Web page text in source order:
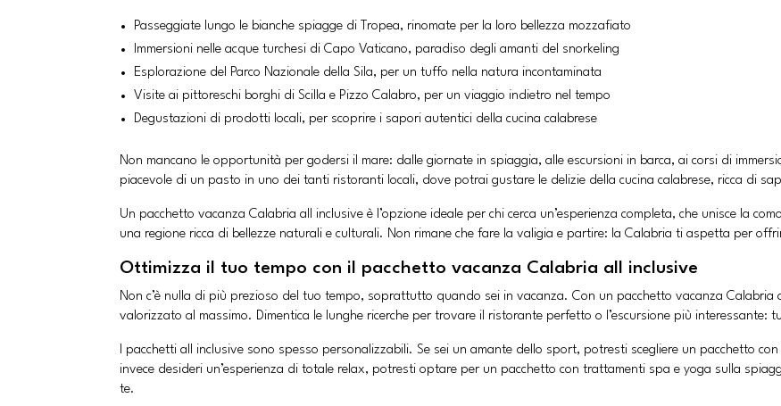
Passeggiate lungo le bianche spiagge di Tropea, rinomate per la loro bellezza mozzafiato
Immersioni nelle acque turchesi di Capo Vaticano, paradiso degli amanti del snorkeling
Esplorazione del Parco Nazionale della Sila, per un tuffo nella natura incontaminata
Visite ai pittoreschi borghi di Scilla e Pizzo Calabro, per un viaggio indietro nel tempo
Degustazioni di prodotti locali, per scoprire i sapori autentici della cucina calabrese
Non mancano le opportunità per godersi il mare: dalle giornate in spiaggia, alle escursioni in barca, ai corsi di
piacevole di un pasto in uno dei tanti ristoranti locali, dove potrai gustare le delizie della cucina calabrese, ricca di
Un pacchetto vacanza Calabria all inclusive è l’opzione ideale per chi cerca un’esperienza completa, che unisce la
una regione ricca di bellezze naturali e culturali. Non rimane che fare la valigia e partire: la Calabria ti aspetta per
Ottimizza il tuo tempo con il pacchetto vacanza Calabria all inclusive
Non c’è nulla di più prezioso del tuo tempo, soprattutto quando sei in vacanza. Con un pacchetto vacanza Calabria
valorizzato al massimo. Dimentica le lunghe ricerche per trovare il ristorante perfetto o l’escursione più
I pacchetti all inclusive sono spesso personalizzabili. Se sei un amante dello sport, potresti scegliere un pacchetto
invece desideri un’esperienza di totale relax, potresti optare per un pacchetto con trattamenti spa e yoga sulla
te.